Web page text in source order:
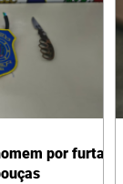
por furtar